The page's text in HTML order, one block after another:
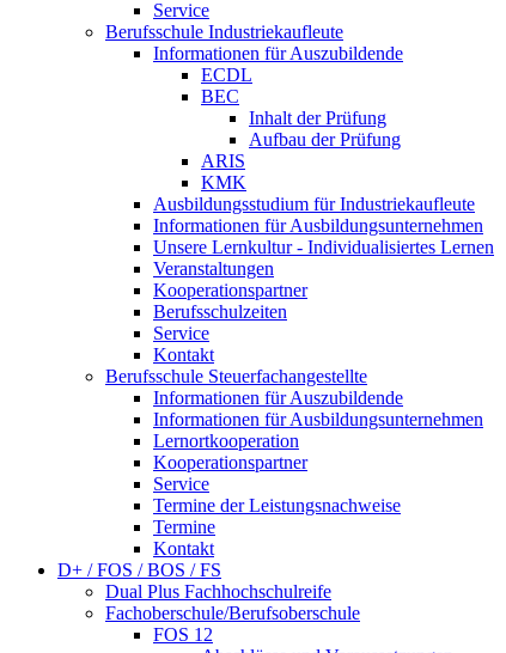
Service
Berufsschule Industriekaufleute
Informationen für Auszubildende
ECDL
BEC
Inhalt der Prüfung
Aufbau der Prüfung
ARIS
KMK
Ausbildungsstudium für Industriekaufleute
Informationen für Ausbildungsunternehmen
Unsere Lernkultur - Individualisiertes Lernen
Veranstaltungen
Kooperationspartner
Berufsschulzeiten
Service
Kontakt
Berufsschule Steuerfachangestellte
Informationen für Auszubildende
Informationen für Ausbildungsunternehmen
Lernortkooperation
Kooperationspartner
Service
Termine der Leistungsnachweise
Termine
Kontakt
D+ / FOS / BOS / FS
Dual Plus Fachhochschulreife
Fachoberschule/Berufsoberschule
FOS 12